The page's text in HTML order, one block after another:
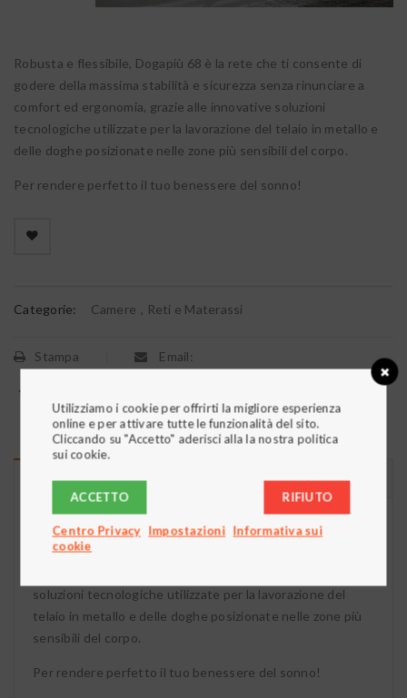
Robusta e flessibile, Dogapiù 68 è la rete che ti consente di
godere della massima stabilità e sicurezza senza rinunciare a
comfort ed ergonomia, grazie alle innovative soluzioni
tecnologiche utilizzate per la lavorazione del telaio in metallo e
delle doghe posizionate nelle zone più sensibili del corpo.
Per rendere perfetto il tuo benessere del sonno!
Categorie: Camere , Reti e Materassi
Stampa Email:
DESCRIZIONE
Robusta e flessibile, Dogapiù 68 è la rete che ti consente
di godere della massima stabilità e sicurezza senza
soluzioni tecnologiche utilizzate per la lavorazione del
telaio in metallo e delle doghe posizionate nelle zone più
sensibili del corpo.
Per rendere perfetto il tuo benessere del sonno!
Utilizziamo i cookie per offrirti la migliore esperienza
online e per attivare tutte le funzionalità del sito.
Cliccando su "Accetto" aderisci alla la nostra politica
sui cookie.
ACCETTO RIFIUTO
Centro Privacy Impostazioni Informativa sui
cookie